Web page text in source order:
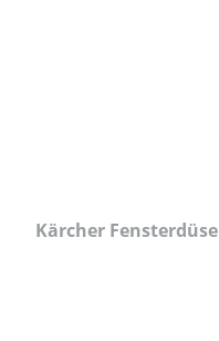
Kärcher Fensterdüse